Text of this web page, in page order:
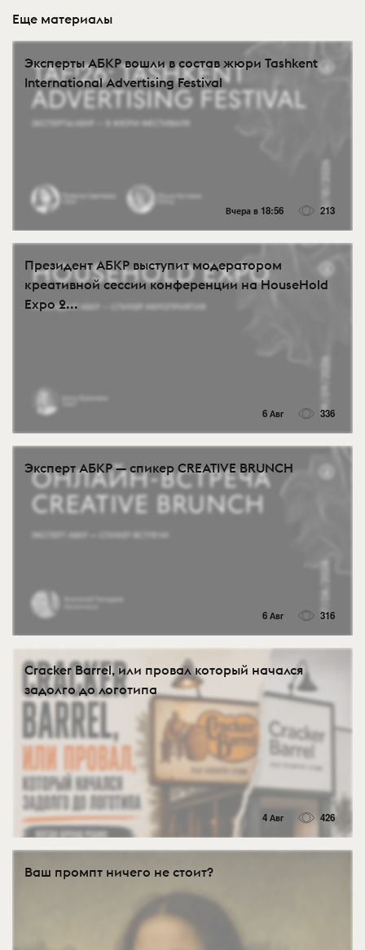
Еще материалы
Эксперты АБКР вошли в состав жюри Tashkent
International Advertising Festival
Вчера в 18:56 213
Президент АБКР выступит модератором
креативной сессии конференции на HouseHold
Expo 2...
6 Авг 336
Эксперт АБКР — спикер CREATIVE BRUNCH
6 Авг 316
Cracker Barrel, или провал который начался
задолго до логотипа
4 Авг 426
Ваш промпт ничего не стоит?